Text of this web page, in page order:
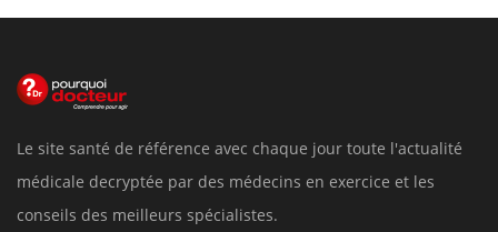
Le site santé de référence avec chaque jour toute l'actualité
médicale decryptée par des médecins en exercice et les
conseils des meilleurs spécialistes.